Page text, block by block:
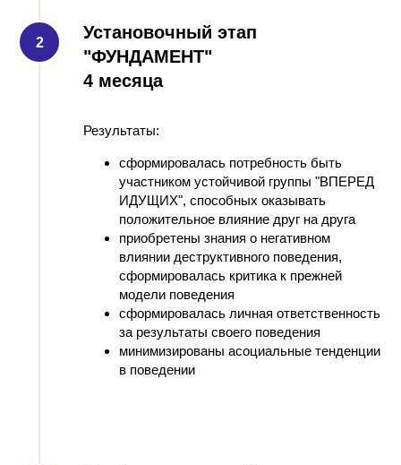
Установочный этап
"ФУНДАМЕНТ"
4 месяца
Результаты:
сформировалась потребность быть
участником устойчивой группы "ВПЕРЕД
ИДУЩИХ", способных оказывать
положительное влияние друг на друга
приобретены знания о негативном
влиянии деструктивного поведения,
сформировалась критика к прежней
модели поведения
сформировалась личная ответственность
за результаты своего поведения
минимизированы асоциальные тенденции
в поведении